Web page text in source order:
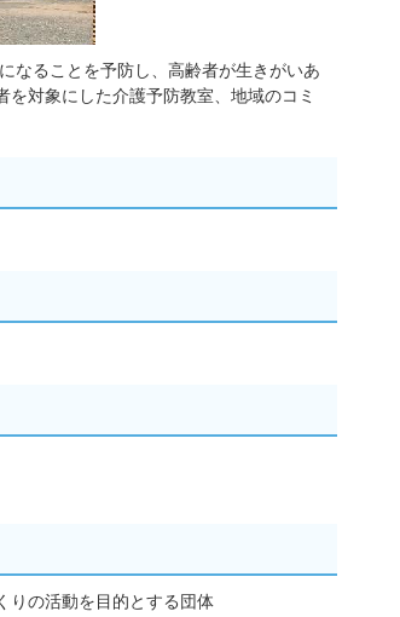
なることを予防し、高齢者が生きがいあ
対象にした介護予防教室、地域のコミ
りの活動を目的とする団体